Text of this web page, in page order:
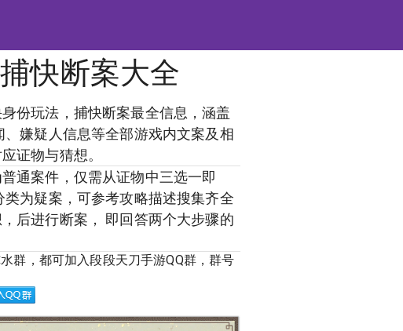
快断案大全
份玩法，捕快断案最全信息，涵盖
嫌疑人信息等全部游戏内文案及相
证物与猜想。
通案件，仅需从证物中三选一即
为疑案，可参考攻略描述搜集齐全
后进行断案， 即回答两个大步骤的
群，都可加入段段天刀手游QQ群，群号